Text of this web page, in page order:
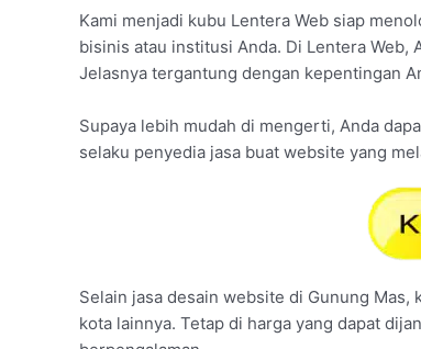
Kami menjadi kubu Lentera Web siap
bisinis atau institusi Anda. Di Lentera Web,
Jelasnya tergantung dengan kepentingan
Supaya lebih mudah di mengerti, Anda
selaku penyedia jasa buat website yang
Selain jasa desain website di Gunung
kota lainnya. Tetap di harga yang dapat